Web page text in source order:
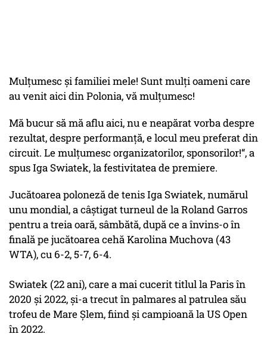
Mulțumesc și familiei mele! Sunt mulți oameni care
au venit aici din Polonia, vă mulțumesc!
Mă bucur să mă aflu aici, nu e neapărat vorba despre
rezultat, despre performanță, e locul meu preferat din
circuit. Le mulțumesc organizatorilor, sponsorilor!“, a
spus Iga Swiatek, la festivitatea de premiere.
Jucătoarea poloneză de tenis Iga Swiatek, numărul
unu mondial, a câştigat turneul de la Roland Garros
pentru a treia oară, sâmbătă, după ce a învins-o în
finală pe jucătoarea cehă Karolina Muchova (43
WTA), cu 6-2, 5-7, 6-4.
Swiatek (22 ani), care a mai cucerit titlul la Paris în
2020 şi 2022, şi-a trecut în palmares al patrulea său
trofeu de Mare Şlem, fiind şi campioană la US Open
în 2022.